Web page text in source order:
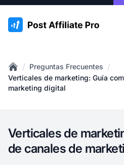
:site.title
Home
/ Preguntas Frecuentes /
Verticales de marketing: Guía
marketing digital
Verticales de
de canales de